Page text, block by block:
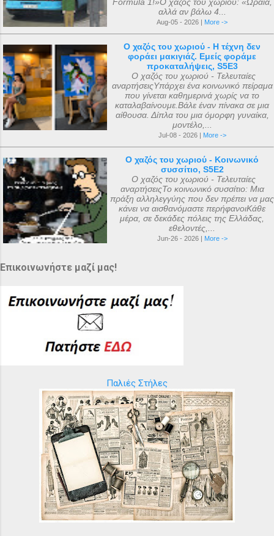
αλλά αν βάλω 4...
Aug-05 - 2026 | More ->
Ο χαζός του χωριού - Η τέχνη δεν
φοράει μακιγιάζ. Εμείς φοράμε
προκαταλήψεις, S5E3
Ο χαζός του χωριού - Τελευταίες
αναρτήσειςΥπάρχει ένα κοινωνικό πείραμα
που γίνεται καθημερινά χωρίς να το
καταλαβαίνουμε.Βάλε έναν πίνακα σε μια
αίθουσα. Δίπλα του μια όμορφη γυναίκα,
μοντέλο,...
Jul-08 - 2026 | More ->
Ο χαζός του χωριού - Κοινωνικό
συσσίτιο, S5E2
Ο χαζός του χωριού - Τελευταίες
αναρτήσειςΤο κοινωνικό συσσίτιο: Μια
πράξη αλληλεγγύης που δεν πρέπει να μας
κάνει να αισθανόμαστε περήφανοιΚάθε
μέρα, σε δεκάδες πόλεις της Ελλάδας,
εθελοντές,...
Jun-26 - 2026 | More ->
Επικοινωνήστε μαζί μας!
Παλιές Στήλες